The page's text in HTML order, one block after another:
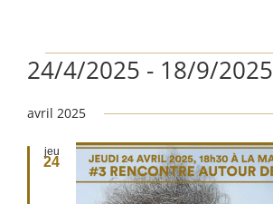
Évènements
24/4/2025 - 18/9/2025
une
date.
avril 2025
jeu
24